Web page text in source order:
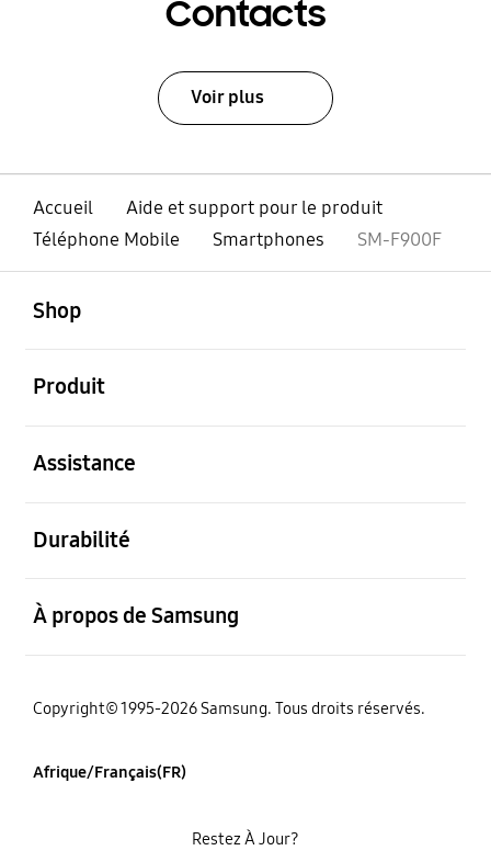
Contacts
Voir plus
Accueil
Aide et support pour le produit
Téléphone Mobile
Smartphones SM-F900F
Shop
Produit
Assistance
Durabilité
À propos de Samsung
Copyright© 1995-2026 Samsung. Tous droits réservés.
Afrique/Français(FR)
Restez À Jour?